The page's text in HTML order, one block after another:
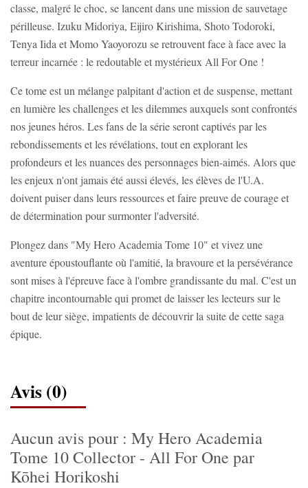
classe, malgré le choc, se lancent dans une mission de sauvetage
périlleuse. Izuku Midoriya, Eijiro Kirishima, Shoto Todoroki,
Tenya Iida et Momo Yaoyorozu se retrouvent face à face avec la
terreur incarnée : le redoutable et mystérieux All For One !
Ce tome est un mélange palpitant d'action et de suspense, mettant
en lumière les challenges et les dilemmes auxquels sont confrontés
nos jeunes héros. Les fans de la série seront captivés par les
rebondissements et les révélations, tout en explorant les
profondeurs et les nuances des personnages bien-aimés. Alors que
les enjeux n'ont jamais été aussi élevés, les élèves de l'U.A.
doivent puiser dans leurs ressources et faire preuve de courage et
de détermination pour surmonter l'adversité.
Plongez dans "My Hero Academia Tome 10" et vivez une
aventure époustouflante où l'amitié, la bravoure et la persévérance
sont mises à l'épreuve face à l'ombre grandissante du mal. C'est un
chapitre incontournable qui promet de laisser les lecteurs sur le
bout de leur siège, impatients de découvrir la suite de cette saga
épique.
Avis (0)
Aucun avis pour : My Hero Academia
Tome 10 Collector - All For One par
Kōhei Horikoshi